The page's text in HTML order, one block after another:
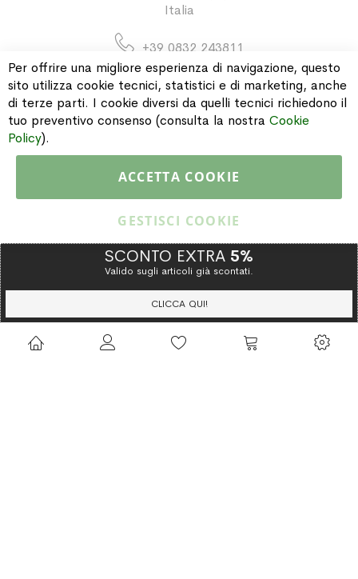
Italia
+39 0832 243811
INFORMAZIONI
Copyright © 2015 Gioielleria Oreste Troso. All rights reserved. P. IVA
IT02064590751
Privacy Policy Cookie Policy
Per offrire una migliore esperienza di navigazione, questo
sito utilizza cookie tecnici, statistici e di marketing, anche
di terze parti. I cookie diversi da quelli tecnici richiedono il
tuo preventivo consenso (consulta la nostra Cookie
Policy).
ACCETTA COOKIE
GESTISCI COOKIE
SCONTO EXTRA 5%
Valido sugli articoli già scontati.
CLICCA QUI!